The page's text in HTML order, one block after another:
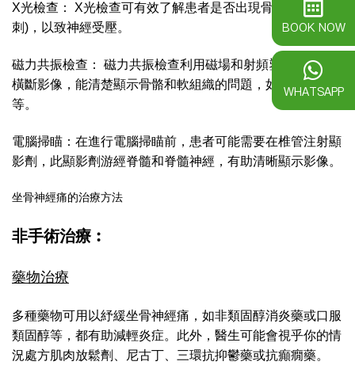
X光檢查： X光檢查可有效了解患者是否出現骨骼增生 (骨
刺)，以致神經受壓。
磁力共振檢查： 磁力共振檢查利用磁場和射頻塑造背部的
橫斷影像，能清楚顯示骨骼和軟組織的問題，如椎間盤突出
等。
電腦掃瞄：在進行電腦掃瞄前，患者可能需要在椎管注射顯
影劑，此顯影劑游經脊髓和脊髓神經，有助清晰顯示影像。
坐骨神經痛的治療方法
非手術治療︰
藥物治療
多種藥物可用以紓緩坐骨神經痛，如非類固醇消炎藥或口服
類固醇等，都有助減輕炎症。此外，醫生可能會視乎你的情
況處方肌肉放鬆劑、尼古丁、三環抗抑鬱藥或抗癲癇藥。
BOOK NOW
WHATSAPP